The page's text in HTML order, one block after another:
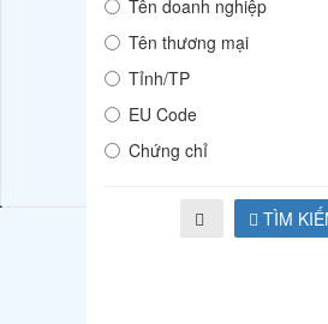
Tên doanh nghiệp
Tên thương mại
Tỉnh/TP
EU Code
Chứng chỉ
TÌM